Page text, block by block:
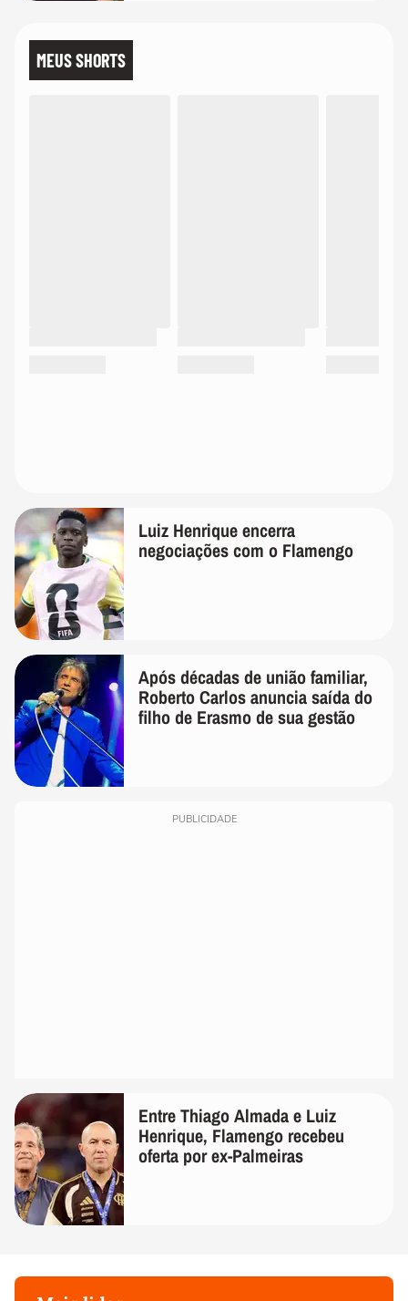
MEUS SHORTS
Luiz Henrique encerra
negociações com o Flamengo
Após décadas de união familiar,
Roberto Carlos anuncia saída do
filho de Erasmo de sua gestão
PUBLICIDADE
Entre Thiago Almada e Luiz
Henrique, Flamengo recebeu
oferta por ex-Palmeiras